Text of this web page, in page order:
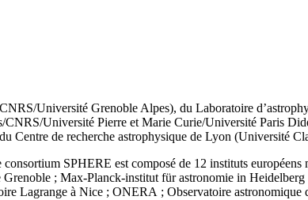
Université Grenoble Alpes), du Laboratoire
CNRS/Université Pierre et Marie Curie/Université Paris
Centre de recherche astrophysique de Lyon (Université
SPHERE est composé de 12 instituts
; Max-Planck-institut für astronomie in
Lagrange à Nice ; ONERA ; Observatoire astronomique